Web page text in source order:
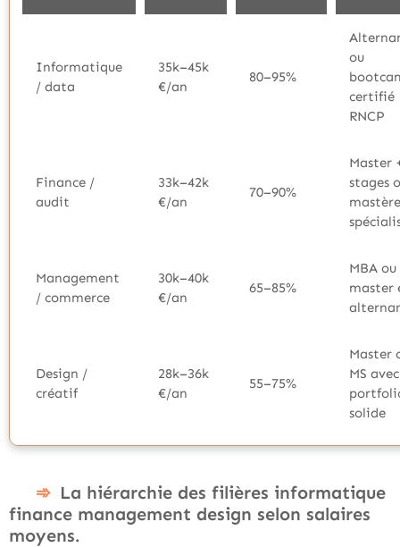
Informatique
/ data
35k–45k
€/an
80–95%
ou
certifié
RNCP
Finance /
audit
33k–42k
€/an
70–90%
Master
stages
mastère
Management
/ commerce
30k–40k
€/an
65–85%
MBA ou
master
Design /
créatif
28k–36k
€/an
55–75%
Master
MS avec
solide
La hiérarchie des filières informatique
finance management design selon salaires
moyens.